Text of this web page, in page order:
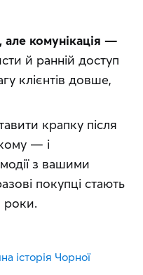
комунікація —
й ранній доступ
клієнтів довше,
крапку після
— і
з вашими
покупці стають
роки.
історія Чорної